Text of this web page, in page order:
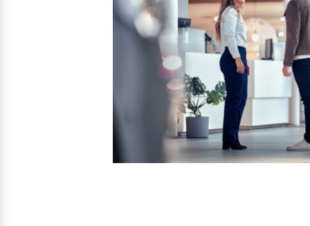
Mehr erfahren
Frühjahrscheck
Entdecken Sie unsere saisonalen
Mehr erfahren